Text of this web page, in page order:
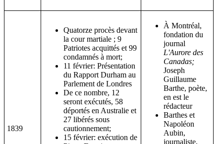
1839
Quatorze procès devant
la cour martiale ; 9
Patriotes acquittés et 99
condamnés à mort;
11 février: Présentation
du Rapport Durham au
Parlement de Londres
De ce nombre, 12
seront exécutés, 58
déportés en Australie et
27 libérés sous
cautionnement;
15 février: exécution de
À Montréal,
fondation du
journal
L'Aurore des
Canadas;
Joseph
Guillaume
Barthe, poète,
en est le
rédacteur
Barthes et
Napoléon
Aubin,
journaliste,